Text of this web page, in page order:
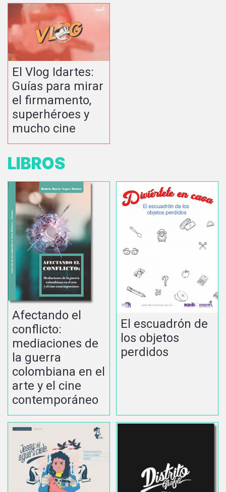
El Vlog Idartes:
Guías para mirar
el firmamento,
superhéroes y
mucho cine
LIBROS
Afectando el
conflicto:
mediaciones de
la guerra
colombiana en el
arte y el cine
contemporáneo
El escuadrón de
los objetos
perdidos